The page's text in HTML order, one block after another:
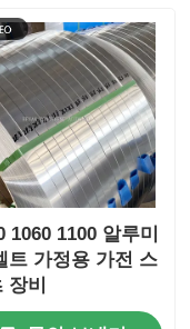
1060 1100 알루미
트 가정용 가전 스
장비